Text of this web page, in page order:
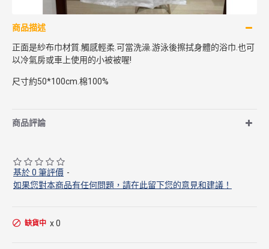
商品描述
正面是紗布巾材質.觸感輕柔.可當洗澡.游泳後擦拭身體的浴巾.也可
以冷氣房或車上使用的小被被喔!
尺寸約50*100cm.棉100%
商品評論
基於 0 筆評價 -
如果您對本商品有任何問題，請在此留下您的意見和建議！
缺貨中 x 0